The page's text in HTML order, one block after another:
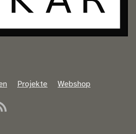
Projekte Webshop